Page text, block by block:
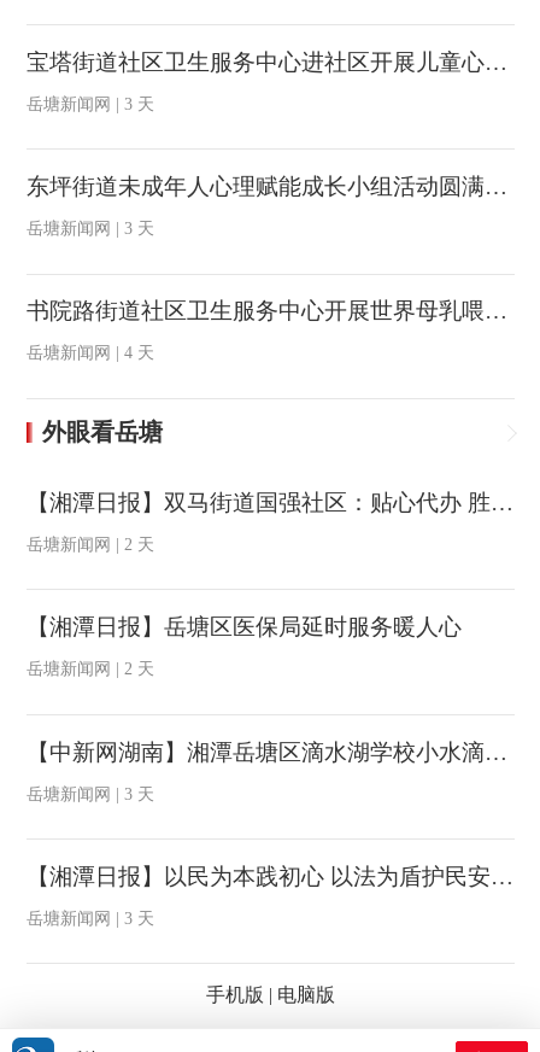
宝塔街道社区卫生服务中心进社区开展儿童心理健康知识讲座
岳塘新闻网 | 3 天
东坪街道未成年人心理赋能成长小组活动圆满落幕
岳塘新闻网 | 3 天
书院路街道社区卫生服务中心开展世界母乳喂养周进小区宣传活动
岳塘新闻网 | 4 天
外眼看岳塘
【湘潭日报】双马街道国强社区：贴心代办 胜似亲人
岳塘新闻网 | 2 天
【湘潭日报】岳塘区医保局延时服务暖人心
岳塘新闻网 | 2 天
【中新网湖南】湘潭岳塘区滴水湖学校小水滴交响管乐团斩获全国赛事一等奖
岳塘新闻网 | 3 天
【湘潭日报】以民为本践初心 以法为盾护民安 ——记岳塘区人大代表董旭辉的履职与公益之路
岳塘新闻网 | 3 天
手机版 | 电脑版